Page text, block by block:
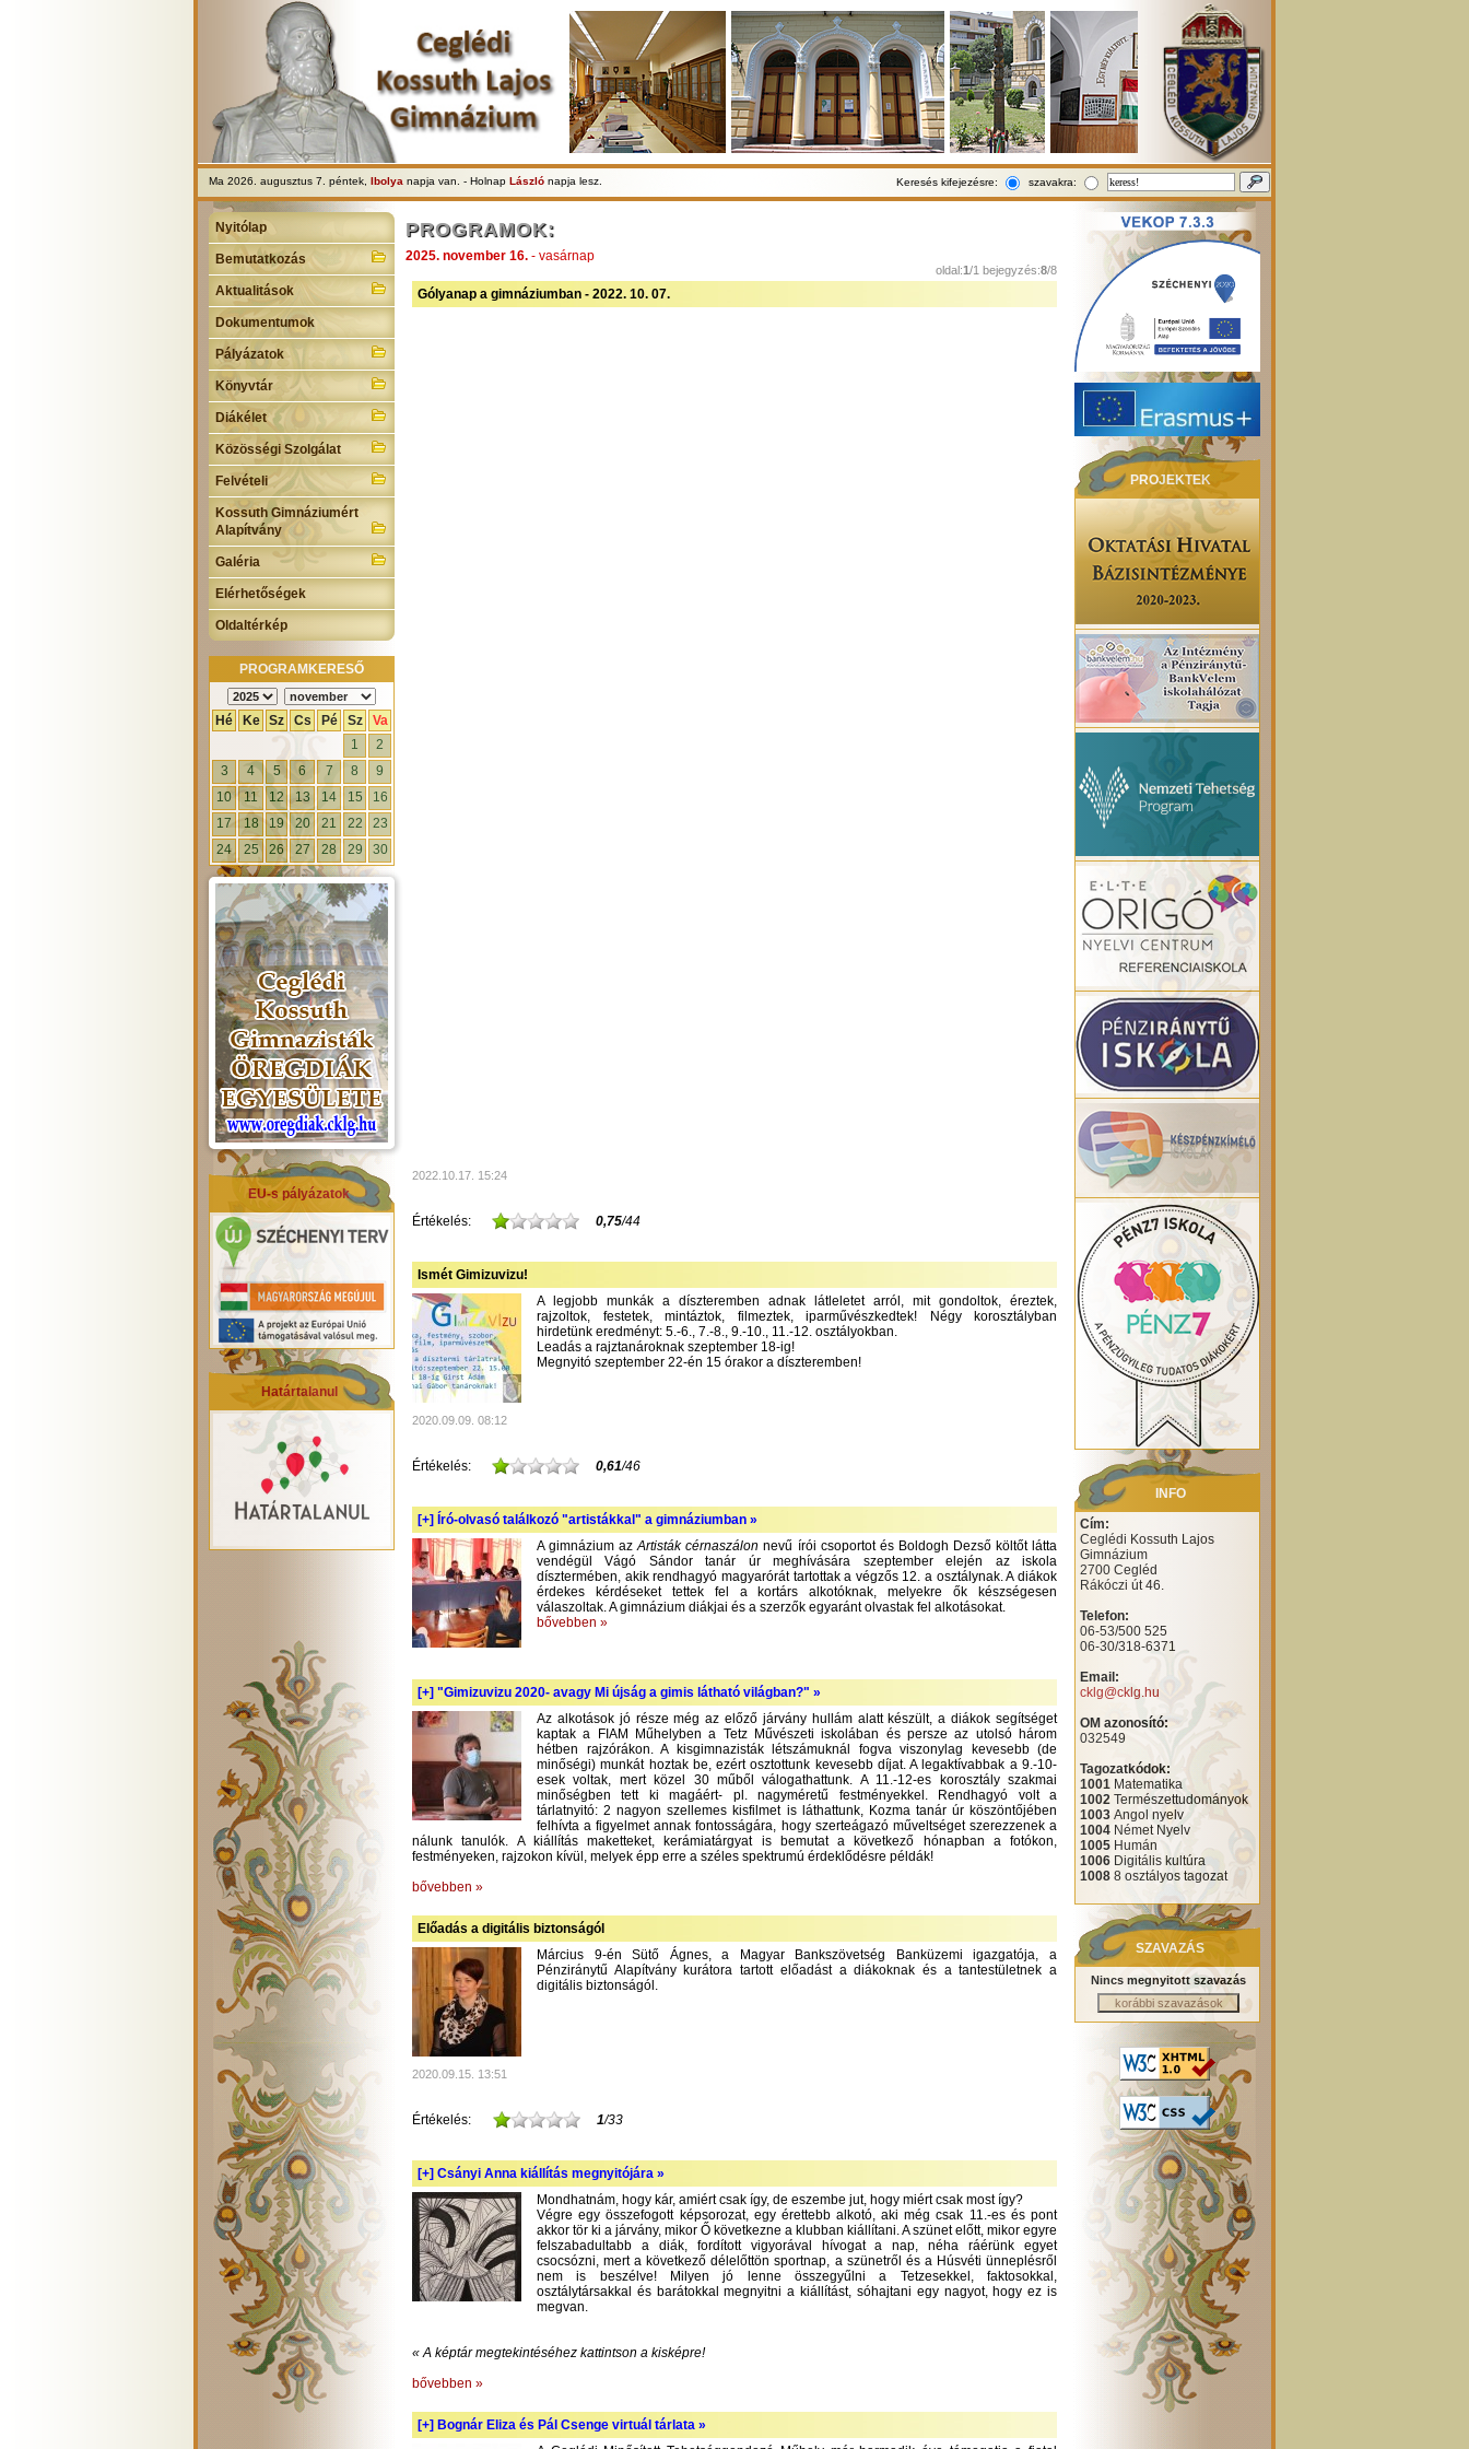
Ma 2026. augusztus 7. péntek, Ibolya napja van. - Holnap László napja lesz. Keresés kifejezésre: szavakra:
Nyitólap
Bemutatkozás
Aktualitások
Dokumentumok
Pályázatok
Könyvtár
Diákélet
Közösségi Szolgálat
Felvételi
Kossuth Gimnáziumért
Alapítvány
Galéria
Elérhetőségek
Oldaltérkép
PROGRAMKERESŐ
Hé Ke Sz Cs Pé Sz
Va
1
2
3
4 5 6 7 8
9
10
11 12 13 14 15
16
17
18 19 20 21 22
23
24
25 26 27 28 29 30
EU-s pályázatok
Határtalanul
PROGRAMOK:
2025. november 16. - vasárnap
oldal:1/1 bejegyzés:8/8
Gólyanap a gimnáziumban - 2022. 10. 07.
2022.10.17. 15:24
Értékelés: 0,75/44
Ismét Gimizuvizu!
A legjobb munkák a díszteremben adnak látleletet arról, mit gondoltok, éreztek,
rajzoltok, festetek, mintáztok, filmeztek, iparművészkedtek! Négy korosztályban
hirdetünk eredményt: 5.-6., 7.-8., 9.-10., 11.-12. osztályokban.
Leadás a rajztanároknak szeptember 18-ig!
Megnyitó szeptember 22-én 15 órakor a díszteremben!
2020.09.09. 08:12
Értékelés: 0,61/46
[+] Író-olvasó találkozó "artistákkal" a gimnáziumban »
A gimnázium azArtisták cérnaszálon nevű írói csoportot és Boldogh Dezső költőt látta
vendégül Vágó Sándor tanár úr meghívására szeptember elején az iskola
dísztermében, akik rendhagyó magyarórát tartottak a végzős 12. a osztálynak. A diákok
érdekes kérdéseket tettek fel a kortárs alkotóknak, melyekre ők készségesen
válaszoltak. A gimnázium diákjai és a szerzők egyaránt olvastak fel alkotásokat.
bővebben »
[+] "Gimizuvizu 2020- avagy Mi újság a gimis látható világban?" »
Az alkotások jó része még az előző járvány hullám alatt készült, a diákok segítséget
kaptak a FIAM Műhelyben a Tetz Művészeti iskolában és persze az utolsó három
hétben rajzórákon. A kisgimnazisták létszámuknál fogva viszonylag kevesebb (de
minőségi) munkát hoztak be, ezért osztottunk kevesebb díjat. A legaktívabbak a 9.-10-
esek voltak, mert közel 30 műből válogathattunk. A 11.-12-es korosztály szakmai
minőségben tett ki magáért- pl. nagyméretű festményekkel. Rendhagyó volt a
tárlatnyitó: 2 nagyon szellemes kisfilmet is láthattunk, Kozma tanár úr köszöntőjében
felhívta a figyelmet annak fontosságára, hogy szerteágazó műveltséget szerezzenek a
nálunk tanulók. A kiállítás maketteket, kerámiatárgyat is bemutat a következő hónapban a fotókon,
festményeken, rajzokon kívül, melyek épp erre a széles spektrumú érdeklődésre példák!
bővebben »
Előadás a digitális biztonságól
Március 9-én Sütő Ágnes, a Magyar Bankszövetség Banküzemi igazgatója, a
Pénziránytű Alapítvány kurátora tartott előadást a diákoknak és a tantestületnek a
digitális biztonságól.
2020.09.15. 13:51
Értékelés: 1/33
[+] Csányi Anna kiállítás megnyitójára »
Mondhatnám, hogy kár, amiért csak így, de eszembe jut, hogy miért csak most így?
Végre egy összefogott képsorozat, egy érettebb alkotó, aki még csak 11.-es és pont
akkor tör ki a járvány, mikor Ő következne a klubban kiállítani. A szünet előtt, mikor egyre
felszabadultabb a diák, fordított vigyorával hívogat a nap, néha ráérünk egyet
csocsózni, mert a következő délelőttön sportnap, a szünetről és a Húsvéti ünneplésről
nem is beszélve! Milyen jó lenne összegyűlni a Tetzesekkel, faktosokkal,
osztálytársakkal és barátokkal megnyitni a kiállítást, sóhajtani egy nagyot, hogy ez is
megvan.
« A képtár megtekintéséhez kattintson a kisképre!
bővebben »
[+] Bognár Eliza és Pál Csenge virtuál tárlata »
PROJEKTEK
INFO
Cím:
Ceglédi Kossuth Lajos
Gimnázium
2700 Cegléd
Rákóczi út 46.
Telefon:
06-53/500 525
06-30/318-6371
Email:
cklg@cklg.hu
OM azonosító:
032549
Tagozatkódok:
1001 Matematika
1002 Természettudományok
1003 Angol nyelv
1004 Német Nyelv
1005 Humán
1006 Digitális kultúra
1008 8 osztályos tagozat
SZAVAZÁS
Nincs megnyitott szavazás